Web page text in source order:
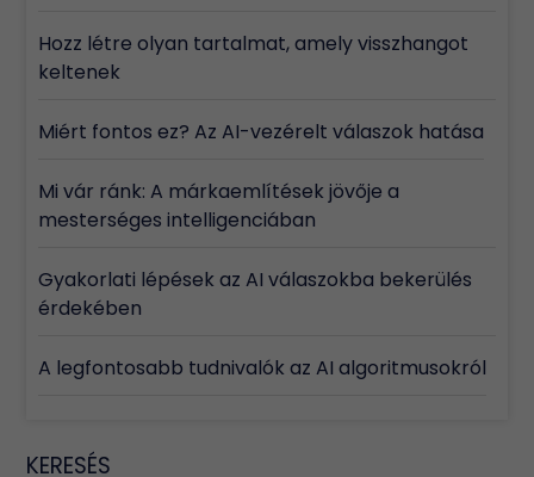
Hozz létre olyan tartalmat, amely visszhangot
keltenek
Miért fontos ez? Az AI-vezérelt válaszok hatása
Mi vár ránk: A márkaemlítések jövője a
mesterséges intelligenciában
Gyakorlati lépések az AI válaszokba bekerülés
érdekében
A legfontosabb tudnivalók az AI algoritmusokról
KERESÉS